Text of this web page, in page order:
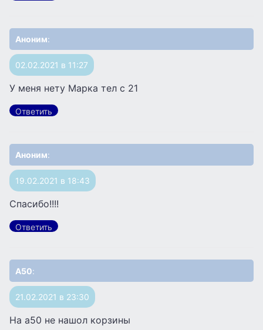
Аноним:
02.02.2021 в 11:27
У меня нету Марка тел с 21
Ответить
Аноним:
19.02.2021 в 18:43
Спасибо!!!!
Ответить
А50:
21.02.2021 в 23:30
На а50 не нашол корзины